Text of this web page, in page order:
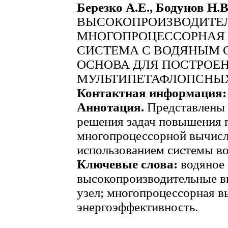
Березко А.Е., Бодунов
СИСТЕМА С ВОДЯНЫМ
ОСНОВА ДЛЯ
Контактная информация:
Аннотация. Представлены
решения задач повышения
многопроцессорной
использованием системы
Ключевые слова:
высокопроизводительные
узел; многопроцессорная
энергоэффективность.